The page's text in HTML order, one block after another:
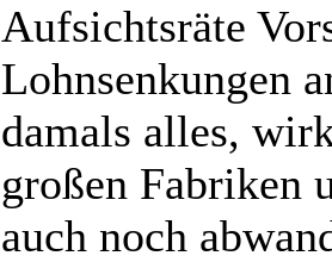
Aufsichtsräte
Lohnsenkungen
damals alles,
großen Fabriken
auch noch